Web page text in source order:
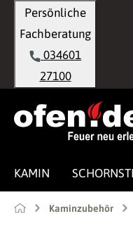
Zur
Persönliche
Fachberatung
034601
27100
KAMIN
Kaminzubehör